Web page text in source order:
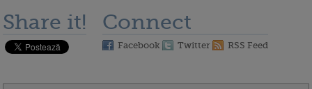
Share it! Connect
Facebook Twitter RSS Feed